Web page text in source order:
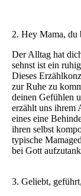
2. Hey Mama, du
Der Alltag hat
sehnst ist ein
Dieses
zur Ruhe zu
deinen Gefühlen
erzählt uns ihrem
eines eine
ihren selbst
typische
bei Gott
3. Geliebt,